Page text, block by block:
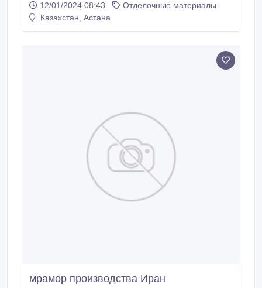
мрамор, гранит, оникс. Благодаря долголетней
практике и стабильным отношениям с партнерами,
12/01/2024 08:43
Отделочные материалы
Казахстан, Астана
мрамор производства Иран